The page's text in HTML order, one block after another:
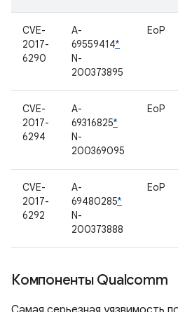
CVE-
2017-
6290
A-
69559414*
N-
200373895
EoP
CVE-
2017-
6294
A-
69316825*
N-
200369095
EoP
CVE-
2017-
6292
A-
69480285*
N-
200373888
EoP
Компоненты Qualcomm